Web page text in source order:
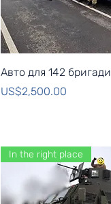
Quick View
Авто для 142 бригади
Price
US$2,500.00
In the right place